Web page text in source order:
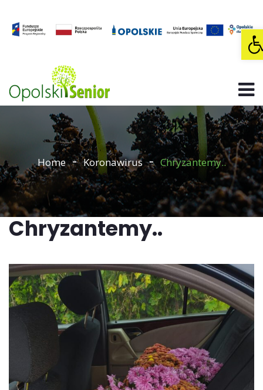
Home Koronawirus Chryzantemy..
Chryzantemy..